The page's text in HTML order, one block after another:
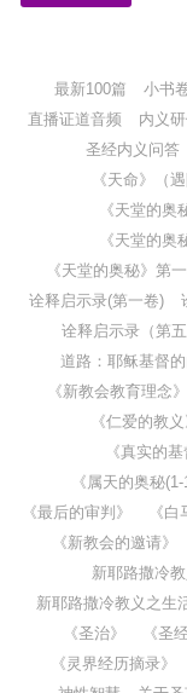
最新100篇 小书
直播证道音频
内义
圣经内义问答
《天命》（遇
《天堂的奥
《天堂的奥
《天堂的奥秘》第
诠释启示录(第一卷)
诠释启示录（第五
道路：耶稣基督
《新教会教育理念》
《仁爱的教义
《真实的基
《属天的奥秘(1-
《最后的审判》
《
《新教会的邀请》
新耶路撒冷
新耶路撒冷教义之生
《圣治》
《圣
《灵界经历摘录》